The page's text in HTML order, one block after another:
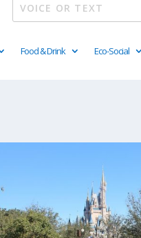
Food & Drink Eco-Social